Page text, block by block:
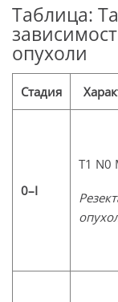
Таблица:
опухоли
Стадия
0–I
T1 N0